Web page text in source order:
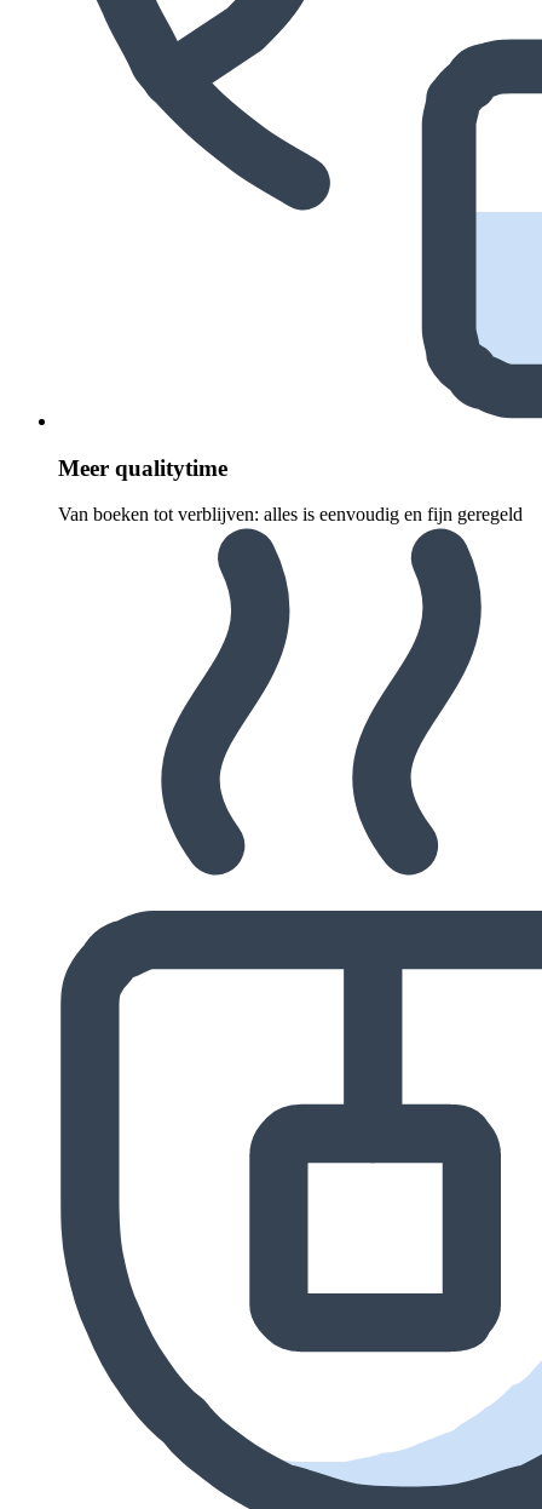
Meer quali­ty­time
Van boeken tot verblijven: alles is eenvoudig en fijn geregeld